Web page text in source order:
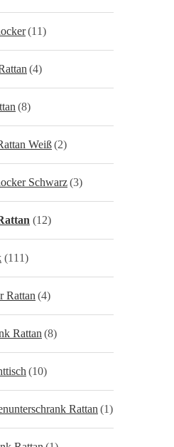
(11)
(4)
(8)
Weiß(2)
Schwarz(3)
(12)
(111)
Rattan (4)
Rattan (8)
(10)
Rattan (1)